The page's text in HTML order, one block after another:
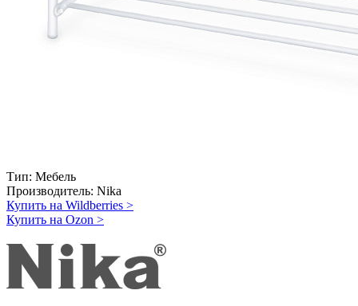
Тип: Мебель
Производитель: Nika
Купить на Wildberries >
Купить на Ozon >